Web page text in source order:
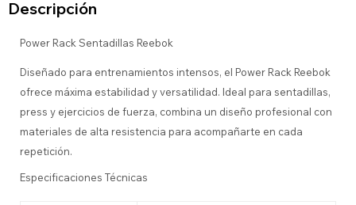
Descripción
Power Rack Sentadillas Reebok
Diseñado para entrenamientos intensos, el Power Rack Reebok
ofrece máxima estabilidad y versatilidad. Ideal para sentadillas,
press y ejercicios de fuerza, combina un diseño profesional con
materiales de alta resistencia para acompañarte en cada
repetición.
Especificaciones Técnicas